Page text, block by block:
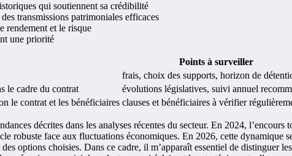
qui soutiennent sa crédibilité
transmissions patrimoniales efficaces
rendement et le risque
une priorité
Points à surveiller
frais, choix des supports, horizon de
le cadre du contrat
évolutions législatives, suivi annuel
le contrat et les bénéficiaires clauses et bénéficiaires à vérifier
décrites dans les analyses récentes du secteur. En 2024,
robuste face aux fluctuations économiques. En 2026, cette dynamique
options choisies. Dans ce cadre, il m’apparaît essentiel de distinguer